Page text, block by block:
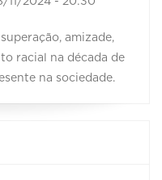
amizade,
racial na década de
na sociedade.